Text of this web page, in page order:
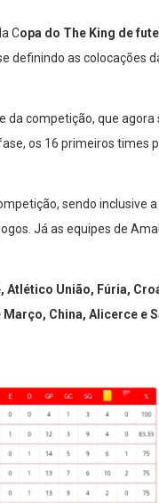
Copa do The King de
definindo as colocações
da competição, que
os 16 primeiros times
sendo inclusive
Já as equipes de
União, Fúria,
China, Alicerce e